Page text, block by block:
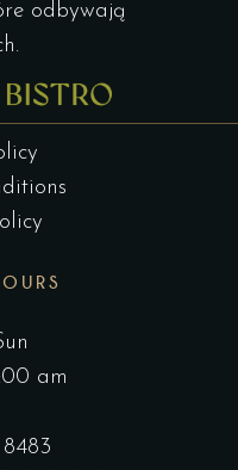
odbywają
am
8483